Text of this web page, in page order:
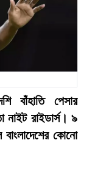
বাঁহাতি পেসার
নাইট রাইডার্স। ৯
কোনো